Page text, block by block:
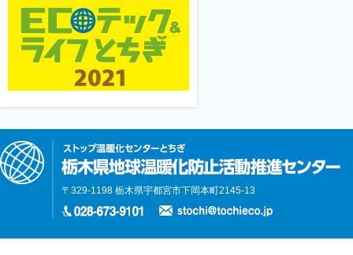
〒329-1198 栃木県宇都宮市下岡本町2145-13